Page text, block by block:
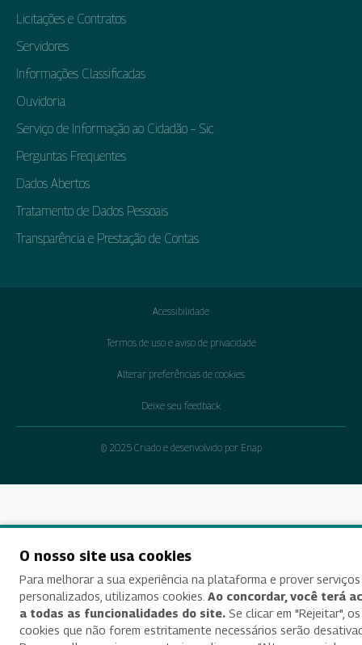
Licitações e Contratos
Servidores
Informações Classificadas
Ouvidoria
Serviço de Informação ao Cidadão – Sic
Perguntas Frequentes
Dados Abertos
Tratamento de Dados Pessoais
Transparência e Prestação de Contas
Acessibilidade
Termos de uso e aviso de privacidade
Alterar preferências de cookies
Deixe seu feedback
© 2025 Criado e desenvolvido por Enap
O nosso site usa cookies
Para melhorar a sua experiência na plataforma e prover serviços
personalizados, utilizamos cookies. Ao concordar, você terá
a todas as funcionalidades do site. Se clicar em "Rejeitar", os
cookies que não forem estritamente necessários serão